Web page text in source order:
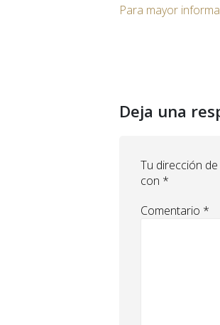
Para mayor
Deja una
Tu dirección
con *
Comentario *